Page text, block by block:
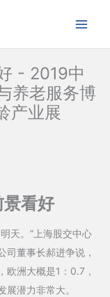
- 2019中
养老服务博
产业展
看好
天。”上海股交中心
司董事长郝进争说，
欧洲大概是1：0.7，
潜力非常大。